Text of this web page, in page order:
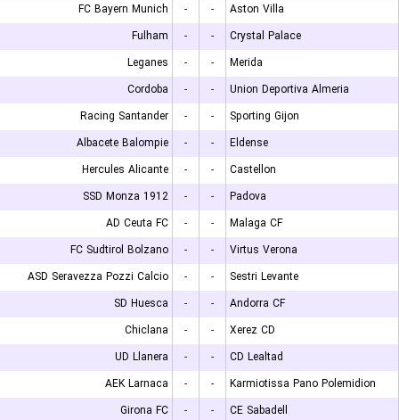
FC Bayern Munich - -
Aston Villa
Fulham
- -
Crystal Palace
Leganes
- -
Merida
Cordoba
- -
Union Deportiva Almeria
Racing Santander
- -
Sporting Gijon
Albacete Balompie
- -
Eldense
Hercules Alicante
- -
Castellon
SSD Monza 1912
- -
Padova
AD Ceuta FC
- -
Malaga CF
FC Sudtirol Bolzano
- -
Virtus Verona
ASD Seravezza Pozzi Calcio
- -
Sestri Levante
SD Huesca
- -
Andorra CF
Chiclana
- -
Xerez CD
UD Llanera
- -
CD Lealtad
AEK Larnaca
- -
Karmiotissa Pano Polemidion
Girona FC
- - CE Sabadell